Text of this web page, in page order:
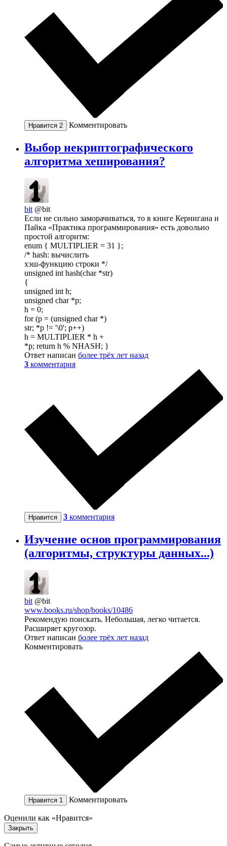
Нравится 2 Комментировать
Выбор некриптографического
алгоритма хеширования?
bit @bit
Если не сильно заморачиваться, то в книге Кернигана и
Пайка «Практика программирования» есть довольно
простой алгоритм:
enum { MULTIPLIER = 31 };
/* hash: вычислить
хэш-функцию строки */
unsigned int hash(char *str)
{
unsigned int h;
unsigned char *p;
h = 0;
for (p = (unsigned char *)
str; *p != '\0'; p++)
h = MULTIPLIER * h +
*p; return h % NHASH; }
Ответ написан более трёх лет назад
3 комментария
Нравится 3 комментария
Изучение основ программирования
(алгоритмы, структуры данных...)
bit @bit
www.books.ru/shop/books/10486
Рекомендую поискать. Небольшая, легко читается.
Расширяет кругозор.
Ответ написан более трёх лет назад
Комментировать
Нравится 1 Комментировать
Оценили как «Нравится»
Закрыть